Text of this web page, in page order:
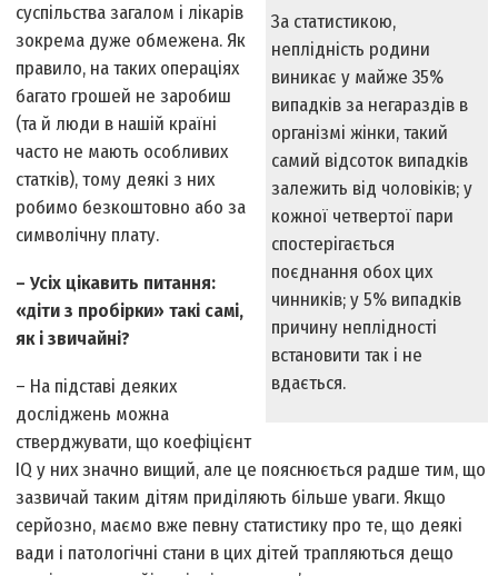
За статистикою,
неплідність родини
виникає у майже 35%
випадків за негараздів в
організмі жінки, такий
самий відсоток випадків
залежить від чоловіків; у
кожної четвертої пари
спостерігається
поєднання обох цих
чинників; у 5% випадків
причину неплідності
встановити так і не
вдається.
суспільства загалом і лікарів
зокрема дуже обмежена. Як
правило, на таких операціях
багато грошей не заробиш
(та й люди в нашій країні
часто не мають особливих
статків), тому деякі з них
робимо безкоштовно або за
символічну плату.
– Усіх цікавить питання:
«діти з пробірки» такі самі,
як і звичайні?
– На підставі деяких
досліджень можна
стверджувати, що коефіцієнт
ІQ у них значно вищий, але це пояснюється радше тим, що
зазвичай таким дітям приділяють більше уваги. Якщо
серйозно, маємо вже певну статистику про те, що деякі
вади і патологічні стани в цих дітей трапляються дещо